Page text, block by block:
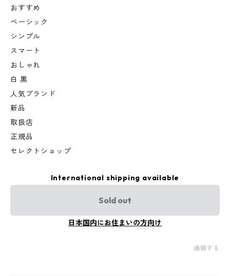
おすすめ
ベーシック
シンプル
スマート
おしゃれ
白 黒
人気ブランド
新品
取扱店
正規品
セレクトショップ
International shipping available
Sold out
日本国内にお住まいの方向け
通報する